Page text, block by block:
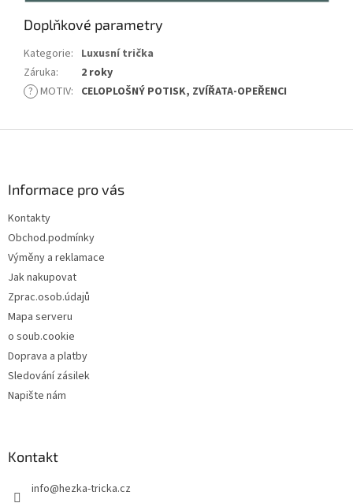
Doplňkové parametry
Kategorie: Luxusní trička
Záruka:
2 roky
? MOTIV: CELOPLOŠNÝ POTISK, ZVÍŘATA-OPEŘENCI
Informace pro vás
Kontakty
Obchod.podmínky
Výměny a reklamace
Jak nakupovat
Zprac.osob.údajů
Mapa serveru
o soub.cookie
Doprava a platby
Sledování zásilek
Napište nám
Kontakt
info@hezka-tricka.cz